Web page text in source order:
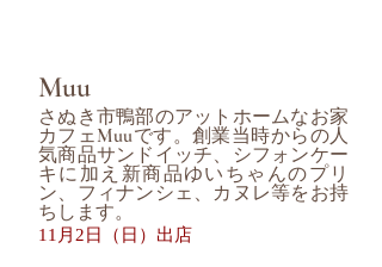
Muu
さぬき市鴨部のアットホームなお家
カフェMuuです。創業当時からの人
気商品サンドイッチ、シフォンケー
キに加え新商品ゆいちゃんのプリ
ン、フィナンシェ、カヌレ等をお持
ちします。
11月2日（日）出店